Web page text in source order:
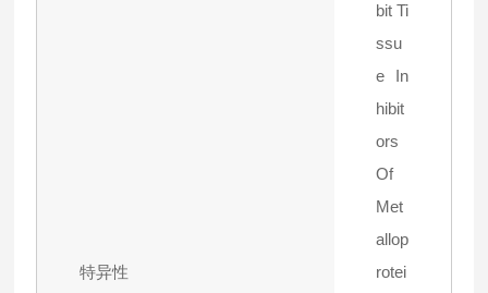
特异性
bit Ti
ssu
e In
hibit
ors
Of
Met
allop
rotei